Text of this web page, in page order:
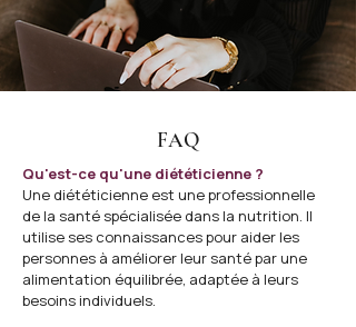
FAQ
Qu'est-ce qu'une diététicienne ?
Une diététicienne est une professionnelle
de la santé spécialisée dans la nutrition. Il
utilise ses connaissances pour aider les
personnes à améliorer leur santé par une
alimentation équilibrée, adaptée à leurs
besoins individuels.